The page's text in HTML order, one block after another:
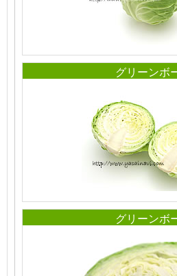
グリーンボ
グリーンボ